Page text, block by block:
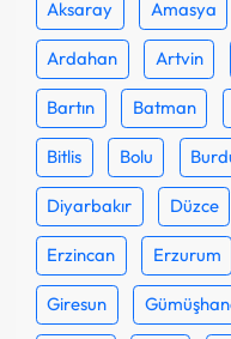
Aksaray Amasya
Ardahan Artvin
Bartın Batman
Bitlis Bolu
Diyarbakır Düzce
Erzincan Erzurum
Giresun